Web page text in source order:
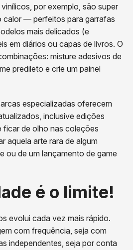
por exemplo, são super
calor — perfeitos para garrafas
mais delicados (e
em diários ou capas de livros. O
misture adesivos de
predileto e crie um painel
especializadas oferecem
inclusive edições
ficar de olho nas coleções
aquela arte rara de algum
ou de um lançamento de game
é o limite!
evolui cada vez mais rápido.
com frequência, seja com
independentes, seja por conta